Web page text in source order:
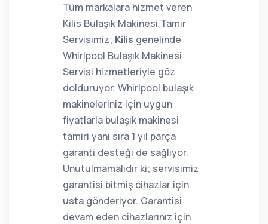
Tüm markalara hizmet veren
Kilis Bulaşık Makinesi Tamir
Servisimiz; Kilis genelinde
Whirlpool Bulaşık Makinesi
Servisi hizmetleriyle göz
dolduruyor. Whirlpool bulaşık
makineleriniz için uygun
fiyatlarla bulaşık makinesi
tamiri yanı sıra 1 yıl parça
garanti desteği de sağlıyor.
Unutulmamalıdır ki; servisimiz
garantisi bitmiş cihazlar için
usta gönderiyor. Garantisi
devam eden cihazlarınız için